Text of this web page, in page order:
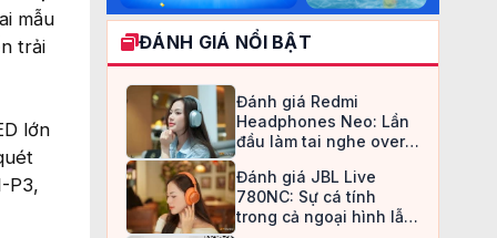
mẫu
trải
lớn
P3,
ĐÁNH GIÁ NỔI BẬT
Đánh giá Redmi
Headphones Neo: Lần
đầu làm tai nghe over-
an toàn
Đánh giá JBL Live
780NC: Sự cá tính
trong cả ngoại hình lẫn